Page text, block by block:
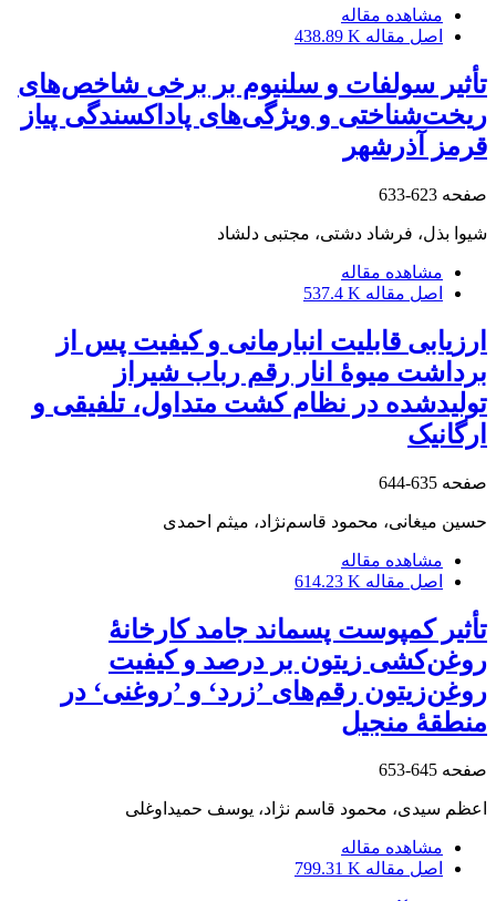
مشاهده مقاله
اصل مقاله 438.89 K
تأثیر سولفات و سلنیوم بر برخی شاخص‌های
ریخت‌شناختی و ویژگی‌های پاداکسندگی پیاز
قرمز آذرشهر
صفحه 623-633
شیوا بذل، فرشاد دشتی، مجتبی دلشاد
مشاهده مقاله
اصل مقاله 537.4 K
ارزیابی قابلیت انبارمانی و کیفیت پس از
برداشت میوۀ انار رقم رباب شیراز
تولیدشده در نظام کشت متداول، تلفیقی و
ارگانیک
صفحه 635-644
حسین میغانی، محمود قاسم‌نژاد، میثم احمدی
مشاهده مقاله
اصل مقاله 614.23 K
تأثیر کمپوست پسماند جامد کارخانۀ
روغن‌کشی زیتون بر درصد و کیفیت
روغن‌زیتون رقم‌های ’زردʻ و ’روغنیʻ در
منطقۀ منجیل
صفحه 645-653
اعظم سیدی، محمود قاسم نژاد، یوسف حمیداوغلی
مشاهده مقاله
اصل مقاله 799.31 K